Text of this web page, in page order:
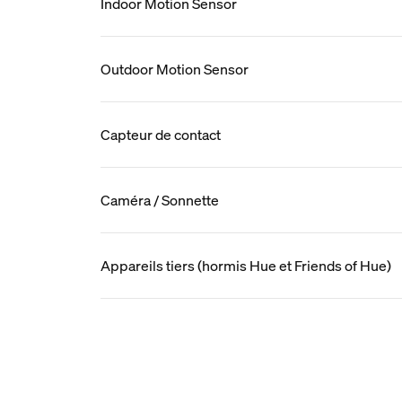
Outdoor Motion Sensor
Capteur de contact
Caméra / Sonnette
Appareils tiers (hormis Hue et Friends of Hue)